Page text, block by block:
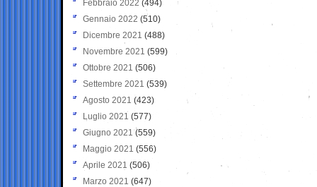
Febbraio 2022 (494)
Gennaio 2022 (510)
Dicembre 2021 (488)
Novembre 2021 (599)
Ottobre 2021 (506)
Settembre 2021 (539)
Agosto 2021 (423)
Luglio 2021 (577)
Giugno 2021(559)
Maggio 2021 (556)
Aprile 2021 (506)
Marzo 2021 (647)